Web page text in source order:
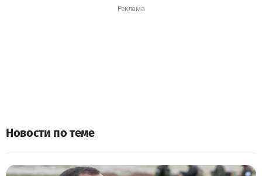
Новости по теме